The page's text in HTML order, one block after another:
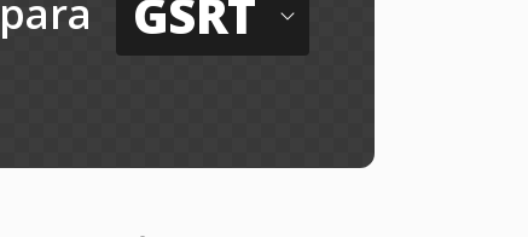
para GSRT